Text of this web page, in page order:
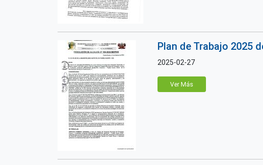
Plan de Trabajo 2025
2025-02-27
Ver Más